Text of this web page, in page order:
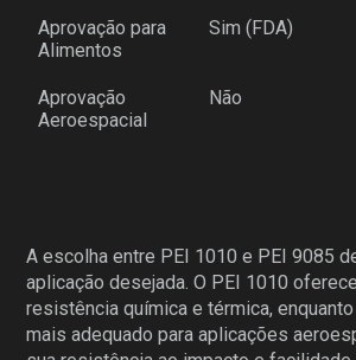
Aprovação para
Alimentos
Sim (FDA)
Aprovação
Aeroespacial
Não
A escolha entre PEI 1010 e PEI 9085
aplicação desejada. O PEI 1010
resistência química e térmica,
mais adequado para aplicações